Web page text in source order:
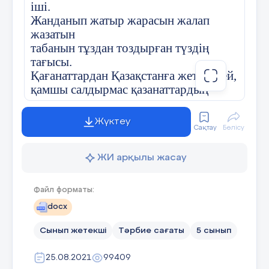
14 күні 7 «Г» сыныбында
болған сынып жиналысының
Хаттамасы № 1
Қатысқаны: 20
Қатыспаған жоқ
Күн тәртібінде:
Сынып оқушыларының сабақ
іші.
Жанданып жатыр жарасын жалап
жазатын
табанын тұздан тоздырған түздің
тағысы.
Қағанаттардан Қазақстанға жеткендей,
қамшы салдырмас қазанаттардың
шабысы.
Айбаты асқақ арыстандайын алыстым,
Шарыштың.
Жүсіпбек –
алты алаш үшін құрбаны болған
Намыстың.
Қайрат пен Ербол, Сәбира, Ләззат көз
Желтоқсандағы ызғарлы желмен
Жүктеу
Сақтау Бөлісу
ЖИ арқылы жасау
Файл форматы:
docx
Сынып жетекші Тәрбие сағаты 5 сынып
25.08.2021 99409